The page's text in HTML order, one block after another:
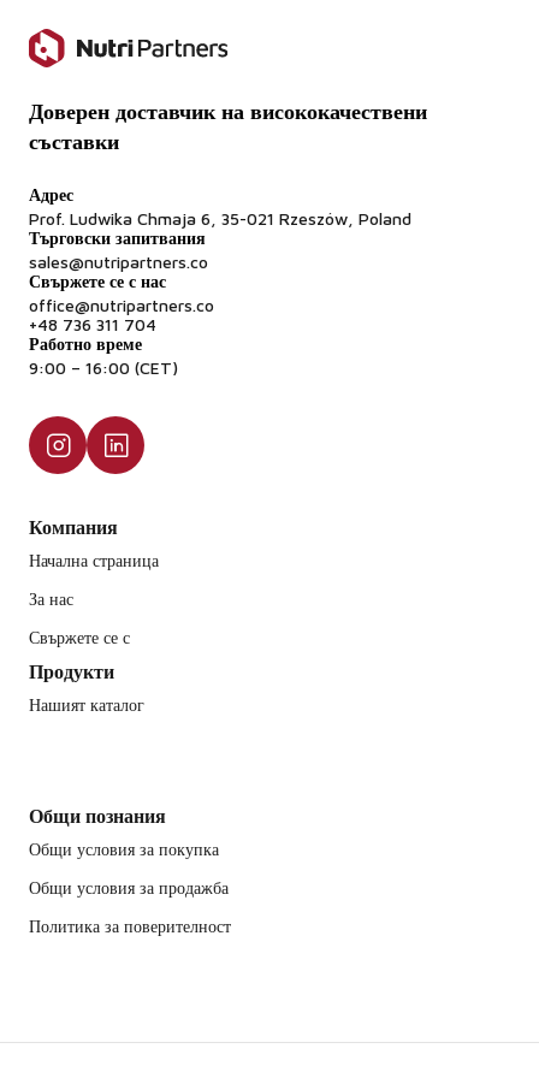
Доверен доставчик на висококачествени
съставки
Адрес
Prof. Ludwika Chmaja 6, 35-021 Rzeszów, Poland
Търговски запитвания
sales@nutripartners.co
Свържете се с нас
office@nutripartners.co
+48 736 311 704
Работно време
9:00 – 16:00 (CET)
Компания
Начална страница
За нас
Свържете се с
Продукти
Нашият каталог
Общи познания
Общи условия за покупка
Общи условия за продажба
Политика за поверителност